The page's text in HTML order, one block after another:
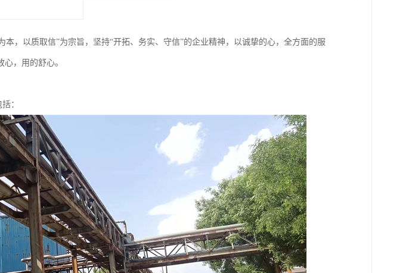
，以质取信”为宗旨，坚持“开拓、务实、守信”的企业精神，以诚挚的心，全方面的服
，用的舒心。
：